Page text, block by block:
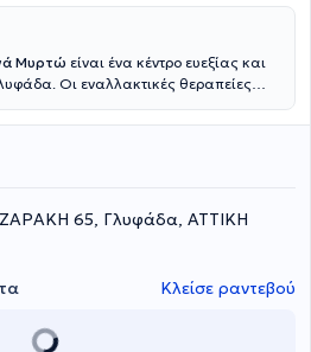
Μυρτώ είναι ένα κέντρο ευεξίας και
Οι εναλλακτικές θεραπείες
που είχε ως αθλήτρια και
Τεχνολογικού Εκπαιδευτικού
το 2010 να στραφεί στη
Health Science. Έπειτα
αθλητική μάλαξη, rejuvance,
ανατολικές θεραπείες κ.α. Η
θεραπευτικών τεχνικών.
65, Γλυφάδα, ΑΤΤΙΚΗ
Κλείσε ραντεβού